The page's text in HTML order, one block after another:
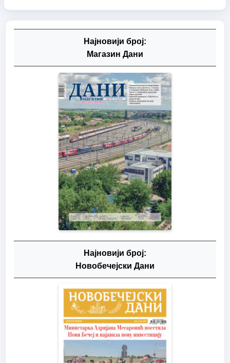
Најновији број:
Магазин Дани
Најновији број:
Новобечејски Дани